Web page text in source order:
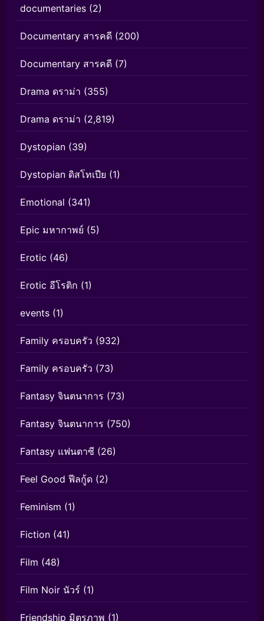
documentaries (2)
Documentary สารคดี (200)
Documentary สารคดี (7)
Drama ดราม่า (355)
Drama ดราม่า (2,819)
Dystopian (39)
Dystopian ดิสโทเปีย (1)
Emotional (341)
Epic มหากาพย์ (5)
Erotic (46)
Erotic อีโรติก (1)
events (1)
Family ครอบครัว (932)
Family ครอบครัว (73)
Fantasy จินตนาการ (73)
Fantasy จินตนาการ (750)
Fantasy แฟนตาซี (26)
Feel Good ฟีลกู้ด (2)
Feminism (1)
Fiction (41)
Film (48)
Film Noir นัวร์ (1)
Friendship มิตรภาพ (1)